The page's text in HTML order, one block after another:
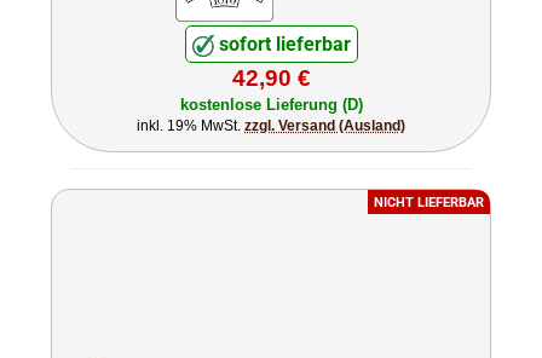
sofort lieferbar
42,90 €
kostenlose Lieferung (D)
inkl. 19% MwSt. zzgl. Versand (Ausland)
NICHT LIEFERBAR